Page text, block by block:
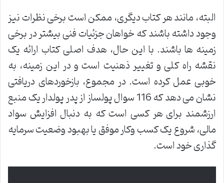
البته، مانند هر کتاب دیگری، ممکن است برخی نظرات نیز
وجود داشته باشند که خواهان جزئیات فنی بیشتر در برخی
زمینه ها باشند. با این حال، هدف اصلی کتاب ارائه یک
نقشه راه کلی و تغییر ذهنیت است و در این زمینه، به
خوبی عمل کرده است. در مجموع، بازخوردهای دریافتی
نشان می دهد که 116 سوال پولساز از پدر پولدار یک منبع
ارزشمند برای هر کسی است که به دنبال افزایش سواد
مالی، شروع یک کسب وکار موفق یا بهبود وضعیت سرمایه
گذاری خود است.